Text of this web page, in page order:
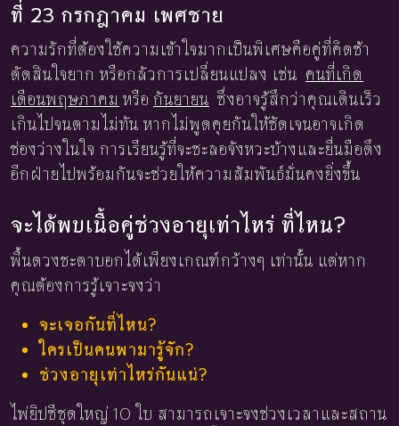
ที่ 23 กรกฎาคม เพศชาย
ความรักที่ต้องใช้ความเข้าใจมากเป็นพิเศษคือคู่ที่คิดช้า
ตัดสินใจยาก หรือกลัวการเปลี่ยนแปลง เช่น คนที่เกิด
เดือนพฤษภาคม หรือ กันยายน ซึ่งอาจรู้สึกว่าคุณเดินเร็ว
เกินไปจนตามไม่ทัน หากไม่พูดคุยกันให้ชัดเจนอาจเกิด
ช่องว่างในใจ การเรียนรู้ที่จะชะลอจังหวะบ้างและยื่นมือดึง
อีกฝ่ายไปพร้อมกันจะช่วยให้ความสัมพันธ์มั่นคงยิ่งขึ้น
จะได้พบเนื้อคู่ช่วงอายุเท่าไหร่ ที่ไหน?
พื้นดวงชะตาบอกได้เพียงเกณฑ์กว้างๆ เท่านั้น แต่หาก
คุณต้องการรู้เจาะจงว่า
จะเจอกันที่ไหน?
ใครเป็นคนพามารู้จัก?
ช่วงอายุเท่าไหร่กันแน่?
ไพ่ยิปซีชุดใหญ่ 10 ใบ สามารถเจาะจงช่วงเวลาและสถาน